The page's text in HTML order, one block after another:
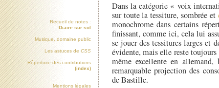
Dans la catégorie « voix
sur toute la tessiture, sombrée et
monochrome dans certains
finissant, comme ici, cela lui
se jouer des tessitures larges et
évidente, mais elle reste
même excellente en
remarquable projection des
de Bastille.
Recueil de notes :
Diaire sur sol
Musique, domaine public
Les astuces de CSS
Répertoire des contributions
(index)
Mentions légales